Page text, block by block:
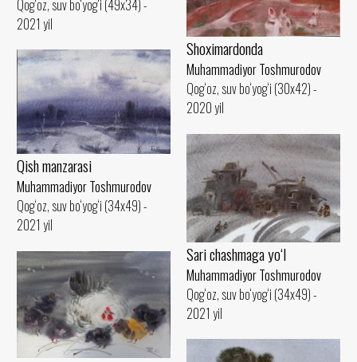
Qog‘oz, suv bo‘yog‘i (49x34) -
2021 yil
Shoximardonda
Muhammadiyor Toshmurodov
Qog‘oz, suv bo‘yog‘i (30x42) -
2020 yil
Qish manzarasi
Muhammadiyor Toshmurodov
Qog‘oz, suv bo‘yog‘i (34x49) -
2021 yil
Sari chashmaga yo‘l
Muhammadiyor Toshmurodov
Qog‘oz, suv bo‘yog‘i (34x49) -
2021 yil